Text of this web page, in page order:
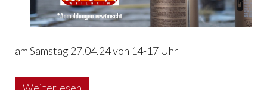
am Samstag 27.04.24 von 14-17 Uhr